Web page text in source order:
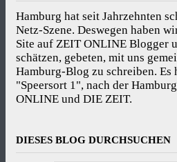
Hamburg hat seit Jahrzehnten
Netz-Szene. Deswegen haben
Site auf ZEIT ONLINE Blogger
schätzen, gebeten, mit uns
Hamburg-Blog zu schreiben. Es
"Speersort 1", nach der
ONLINE und DIE ZEIT.
DIESES BLOG DURCHSUCHEN